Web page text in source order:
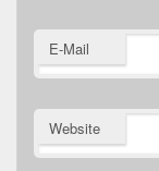
E-Mail
Website